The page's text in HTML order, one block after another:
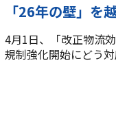
「26年の壁」を
4月1日、「改正物流
規制強化開始にどう